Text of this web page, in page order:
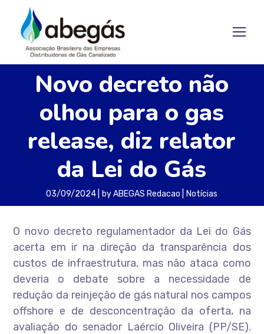
Novo decreto não
olhou para o gas
release, diz relator
da Lei do Gás
03/09/2024 byABEGAS Redacao Notícias
O novo decreto regulamentador da Lei do Gás
acerta em ir na direção da transparência dos
custos de infraestrutura, mas não ataca como
deveria o debate sobre a necessidade de
redução da reinjeção de gás natural nos campos
offshore e de desconcentração da oferta, na
avaliação do senador Laércio Oliveira (PP/SE).